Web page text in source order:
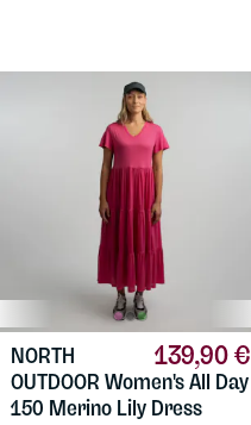
139,90 €
NORTH
OUTDOOR Women's All Day
150 Merino Lily Dress